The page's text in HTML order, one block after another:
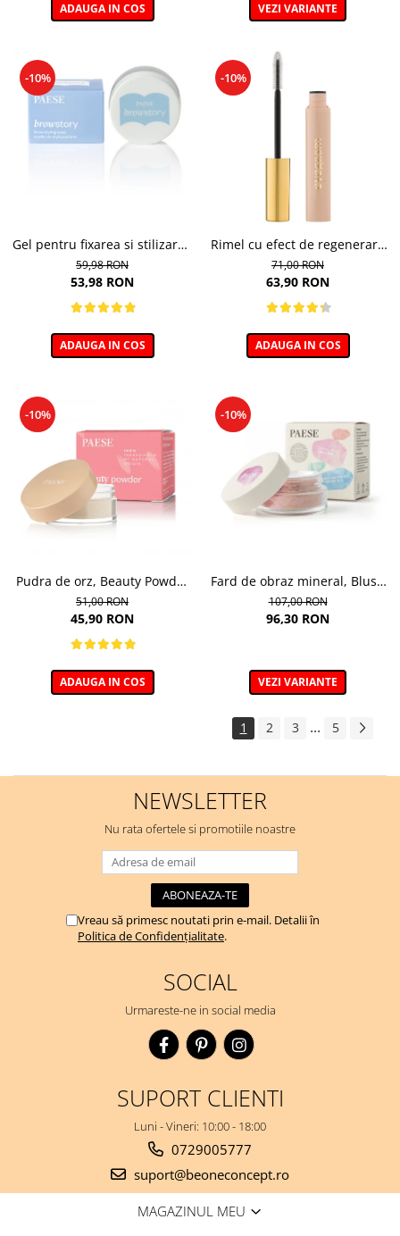
ADAUGA IN COS VEZI VARIANTE
-10%
Gel pentru fixarea si stilizarea
sprancenelor, Soap Browstory
- 8g
59,98 RON
53,98 RON
ADAUGA IN COS
-10%
Rimel cu efect de regenerare
a genelor, Eyegasm Mascara -
8ml
71,00 RON
63,90 RON
ADAUGA IN COS
-10%
Pudra de orz, Beauty Powder
Barley - 10g
51,00 RON
45,90 RON
ADAUGA IN COS
-10%
Fard de obraz mineral, Blush
nuanta 302C Mallow - 6g
107,00 RON
96,30 RON
VEZI VARIANTE
1 2 3 ... 5
NEWSLETTER
Nu rata ofertele si promotiile noastre
Vreau să primesc noutati prin e-mail. Detalii în
Politica de Confidențialitate.
SOCIAL
Urmareste-ne in social media
SUPORT CLIENTI
Luni - Vineri: 10:00 - 18:00
0729005777
suport@beoneconcept.ro
MAGAZINUL MEU